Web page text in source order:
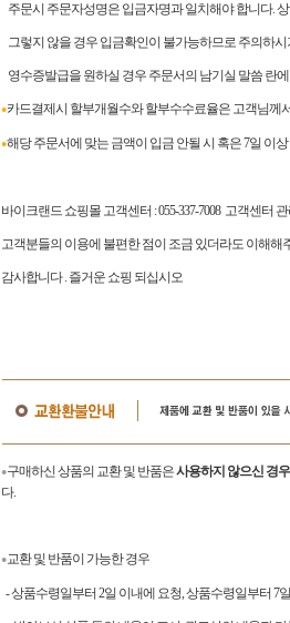
주문시 주문자성명은 입금자명과 일치해야 합니다.
그렇지 않을 경우 입금확인이 불가능하므로 주의하
영수증발급을 원하실 경우 주문서의 남기실 말씀 란
●카드결제시 할부개월수와 할부수수료율은 고객님께
●해당 주문서에 맞는 금액이 입금 안될 시 혹은 7일 이
바이크랜드 쇼핑몰 고객센터 : 055-337-7008 고객센터
고객분들의 이용에 불편한 점이 조금 있더라도 이해해
감사합니다. 즐거운 쇼핑 되십시오
●구매하신 상품의 교환 및 반품은사용하지 않으신 경
다.
●교환 및 반품이 가능한 경우
- 상품수령일부터 2일 이내에 요청, 상품수령일부터 7